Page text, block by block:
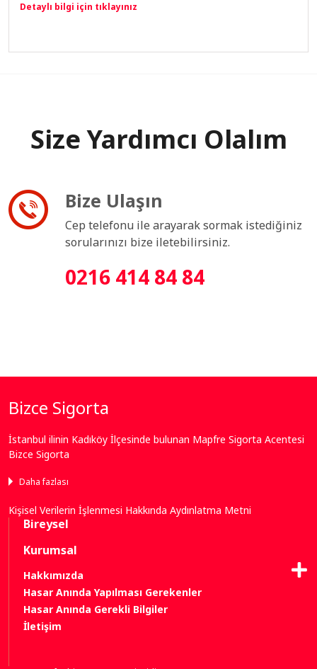
Detaylı bilgi için tıklayınız
Size Yardımcı Olalım
Bize Ulaşın
Cep telefonu ile arayarak sormak istediğiniz
sorularınızı bize iletebilirsiniz.
0216 414 84 84
Bizce Sigorta
İstanbul ilinin Kadıköy İlçesinde bulunan Mapfre Sigorta Acentesi
Bizce Sigorta
Daha fazlası
Kişisel Verilerin İşlenmesi Hakkında Aydınlatma Metni
Bireysel
Kurumsal
Hakkımızda
Hasar Anında Yapılması Gerekenler
Hasar Anında Gerekli Bilgiler
İletişim